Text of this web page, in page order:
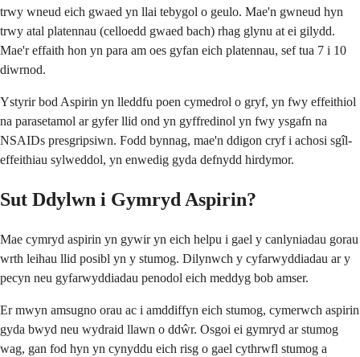
trwy wneud eich gwaed yn llai tebygol o geulo. Mae'n gwneud hyn
trwy atal platennau (celloedd gwaed bach) rhag glynu at ei gilydd.
Mae'r effaith hon yn para am oes gyfan eich platennau, sef tua 7 i 10
diwrnod.
Ystyrir bod Aspirin yn lleddfu poen cymedrol o gryf, yn fwy effeithiol
na parasetamol ar gyfer llid ond yn gyffredinol yn fwy ysgafn na
NSAIDs presgripsiwn. Fodd bynnag, mae'n ddigon cryf i achosi sgîl-
effeithiau sylweddol, yn enwedig gyda defnydd hirdymor.
Sut Ddylwn i Gymryd Aspirin?
Mae cymryd aspirin yn gywir yn eich helpu i gael y canlyniadau gorau
wrth leihau llid posibl yn y stumog. Dilynwch y cyfarwyddiadau ar y
pecyn neu gyfarwyddiadau penodol eich meddyg bob amser.
Er mwyn amsugno orau ac i amddiffyn eich stumog, cymerwch aspirin
gyda bwyd neu wydraid llawn o ddŵr. Osgoi ei gymryd ar stumog
wag, gan fod hyn yn cynyddu eich risg o gael cythrwfl stumog a